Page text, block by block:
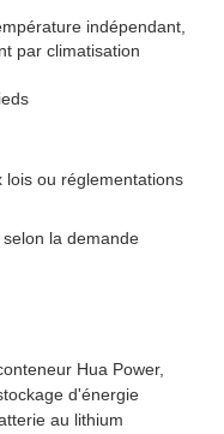
indépendant,
par climatisation
lois ou réglementations
la demande
Hua Power,
d'énergie
au lithium